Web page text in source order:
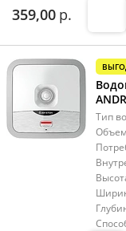
359,00 р.
Тип